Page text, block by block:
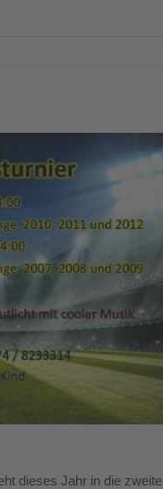
dieses Jahr in die zweite